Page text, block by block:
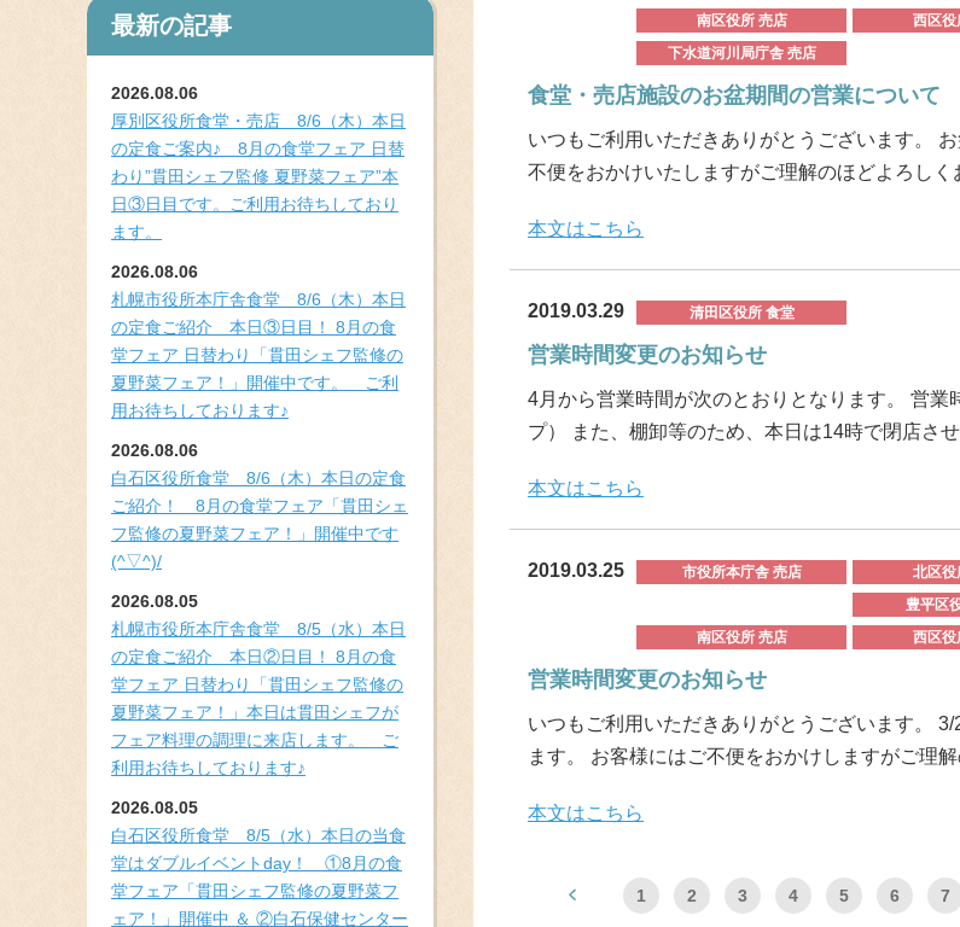
最新の記事
2026.08.06
厚別区役所食堂・売店 8/6（木）本日
の定食ご案内♪ 8月の食堂フェア 日替
わり”貫田シェフ監修 夏野菜フェア”本
日③日目です。ご利用お待ちしており
ます。
2026.08.06
札幌市役所本庁舎食堂 8/6（木）本日
の定食ご紹介 本日③日目！ 8月の食
堂フェア 日替わり「貫田シェフ監修の
夏野菜フェア！」開催中です。 ご利
用お待ちしております♪
2026.08.06
白石区役所食堂 8/6（木）本日の定食
ご紹介！ 8月の食堂フェア「貫田シェ
フ監修の夏野菜フェア！」開催中です
(^▽^)/
2026.08.05
札幌市役所本庁舎食堂 8/5（水）本日
の定食ご紹介 本日②日目！ 8月の食
堂フェア 日替わり「貫田シェフ監修の
夏野菜フェア！」本日は貫田シェフが
フェア料理の調理に来店します。 ご
利用お待ちしております♪
2026.08.05
白石区役所食堂 8/5（水）本日の当食
堂はダブルイベントday！ ①8月の食
堂フェア「貫田シェフ監修の夏野菜フ
ェア！」開催中 ＆ ②白石保健センター
南区役所 売店
西区役
下水道河川局庁舎 売店
食堂・売店施設のお盆期間の営業について
いつもご利用いただきありがとうございます。
不便をおかけいたしますがご理解のほどよろしく
本文はこちら
2019.03.29 清田区役所 食堂
営業時間変更のお知らせ
4月から営業時間が次のとおりとなります。 営
プ） また、棚卸等のため、本日は14時で閉店させ
本文はこちら
2019.03.25 市役所本庁舎 売店 北区役
豊平区
南区役所 売店
西区役
営業時間変更のお知らせ
いつもご利用いただきありがとうございます。
ます。 お客様にはご不便をおかけしますがご理
本文はこちら
1 2 3 4 5 6 7